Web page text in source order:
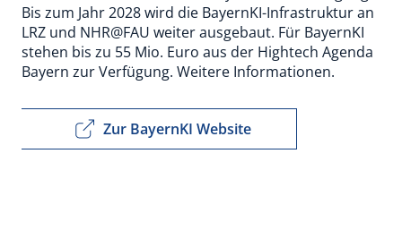
Bis zum Jahr 2028 wird die BayernKI-Infrastruktur an
LRZ und NHR@FAU weiter ausgebaut. Für BayernKI
stehen bis zu 55 Mio. Euro aus der Hightech Agenda
Bayern zur Verfügung. Weitere Informationen.
Zur BayernKI Website